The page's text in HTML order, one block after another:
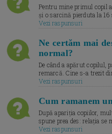
Pentru mine primul copil
și o sarcină pierduta la
Vezi raspunsuri
Ne certăm mai
normal?
De când a apărut copilul,
remarcă. Cine s-a trezit
Vezi raspunsuri
Cum ramanem
După apariția copiilor,
spune prea des: relația se
Vezi raspunsuri